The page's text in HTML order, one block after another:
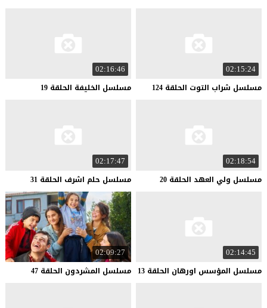
02:15:24
مسلسل شراب التوت الحلقة 124
02:16:46
مسلسل الخليفة الحلقة 19
02:18:54
مسلسل ولي العهد الحلقة 20
02:17:47
مسلسل حلم اشرف الحلقة 31
02:14:45
مسلسل المؤسس اورهان الحلقة 13
02:09:27
مسلسل المشردون الحلقة 47